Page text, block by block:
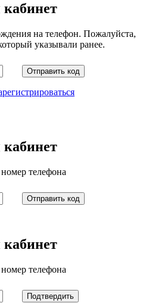
на телефон. Пожалуйста,
указывали ранее.
Отправить код
телефона
Отправить код
телефона
Подтвердить